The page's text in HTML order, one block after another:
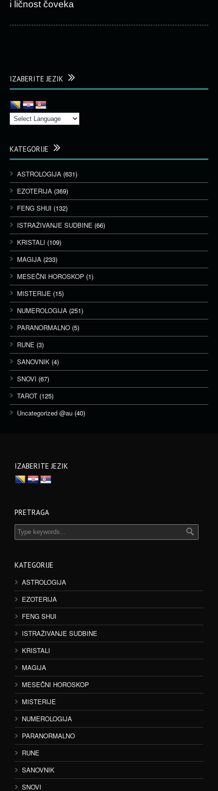
i ličnost čoveka
IZABERITE JEZIK
KATEGORIJE
ASTROLOGIJA (631)
EZOTERIJA (369)
FENG SHUI (132)
ISTRAŽIVANJE SUDBINE (66)
KRISTALI (109)
MAGIJA (233)
MESEČNI HOROSKOP (1)
MISTERIJE (15)
NUMEROLOGIJA (251)
PARANORMALNO (5)
RUNE (3)
SANOVNIK (4)
SNOVI (67)
TAROT (125)
Uncategorized @au (40)
IZABERITE JEZIK
PRETRAGA
KATEGORIJE
ASTROLOGIJA
EZOTERIJA
FENG SHUI
ISTRAŽIVANJE SUDBINE
KRISTALI
MAGIJA
MESEČNI HOROSKOP
MISTERIJE
NUMEROLOGIJA
PARANORMALNO
RUNE
SANOVNIK
SNOVI